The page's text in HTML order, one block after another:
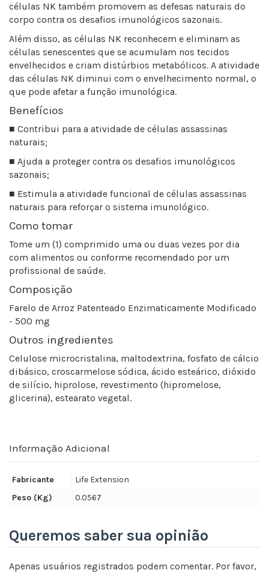
células NK também promovem as defesas naturais do
corpo contra os desafios imunológicos sazonais.
Além disso, as células NK reconhecem e eliminam as
células senescentes que se acumulam nos tecidos
envelhecidos e criam distúrbios metabólicos. A atividade
das células NK diminui com o envelhecimento normal, o
que pode afetar a função imunológica.
Benefícios
■ Contribui para a atividade de células assassinas
naturais;
■ Ajuda a proteger contra os desafios imunológicos
sazonais;
■ Estimula a atividade funcional de células assassinas
naturais para reforçar o sistema imunológico.
Como tomar
Tome um (1) comprimido uma ou duas vezes por dia
com alimentos ou conforme recomendado por um
profissional de saúde.
Composição
Farelo de Arroz Patenteado Enzimaticamente Modificado
- 500 mg
Outros ingredientes
Celulose microcristalina, maltodextrina, fosfato de cálcio
dibásico, croscarmelose sódica, ácido esteárico, dióxido
de silício, hiprolose, revestimento (hipromelose,
glicerina), estearato vegetal.
Informação Adicional
Fabricante
Life Extension
Peso (Kg)
0.0567
Queremos saber sua opinião
Apenas usuários registrados podem comentar. Por favor,